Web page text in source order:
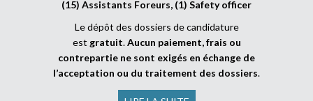
(15) Assistants Foreurs, (1) Safety officer
Le dépôt des dossiers de candidature
est gratuit.Aucun paiement, frais ou
contrepartie ne sont exigés en échange de
l’acceptation ou du traitement des dossiers.